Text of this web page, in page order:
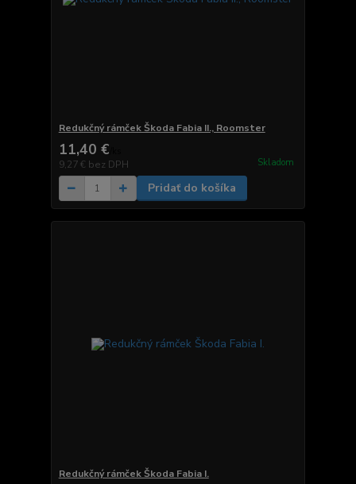
Redukčný rámček Škoda Fabia II., Roomster
11,40 €
9,27 € bez DPH Skladom
Pridať do košíka
Redukčný rámček Škoda Fabia I.